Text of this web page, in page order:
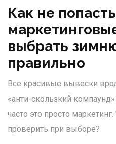
Как не
выбрать
правильно
Все красивые вывески
«анти-скользкий
часто это просто
проверить при выборе?